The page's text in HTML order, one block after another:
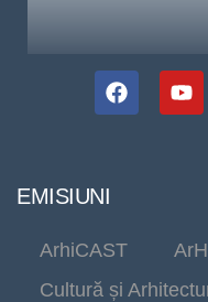
EMISIUNI
ArhiCAST
Cultură și